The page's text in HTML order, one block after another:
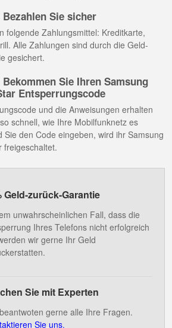
Bezahlen Sie sicher
folgende Zahlungsmittel: Kreditkarte,
Alle Zahlungen sind durch die Geld-
gesichert.
Bekommen Sie Ihren Samsung
Entsperrungscode
und die Anweisungen erhalten
schnell, wie Ihre Mobilfunknetz es
Sie den Code eingeben, wird ihr Samsung
freigeschaltet.
Geld-zurück-Garantie
unwahrscheinlichen Fall, dass die
Ihres Telefons nicht erfolgreich
wir gerne Ihr Geld
Sie mit Experten
gerne alle Ihre Fragen.
Sie uns.